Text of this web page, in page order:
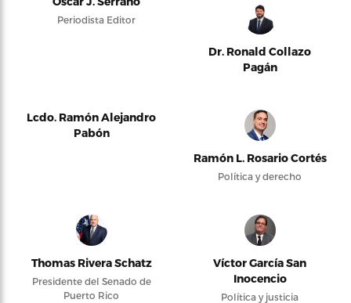
Periodista Editor
Dr. Ronald Collazo
Pagán
Lcdo. Ramón Alejandro
Pabón
Ramón L. Rosario Cortés
Política y derecho
Thomas Rivera Schatz
Presidente del Senado de
Puerto Rico
Víctor García San
Inocencio
Política y justicia